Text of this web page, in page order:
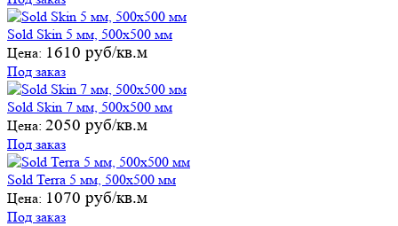
Sold Skin 5 мм, 500х500 мм
Цена: 1610 руб/кв.м
Под заказ
Sold Skin 7 мм, 500х500 мм
Цена: 2050 руб/кв.м
Под заказ
Sold Terra 5 мм, 500х500 мм
Цена: 1070 руб/кв.м
Под заказ